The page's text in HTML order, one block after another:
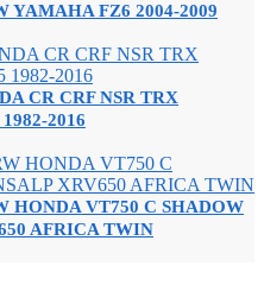
YAMAHA FZ6 2004-2009
CR CRF NSR TRX
2016
HONDA VT750 C SHADOW
AFRICA TWIN